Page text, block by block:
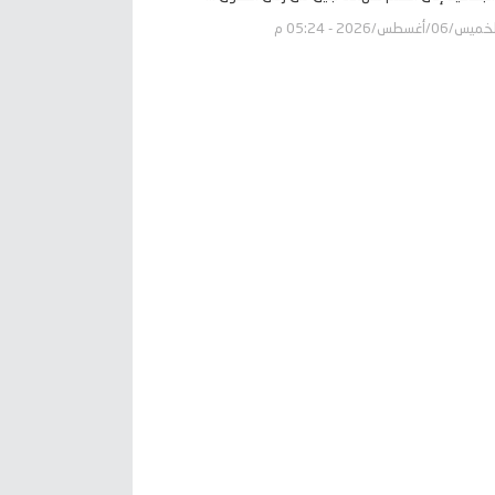
الخميس/06/أغسطس/2026 - 05:24 م